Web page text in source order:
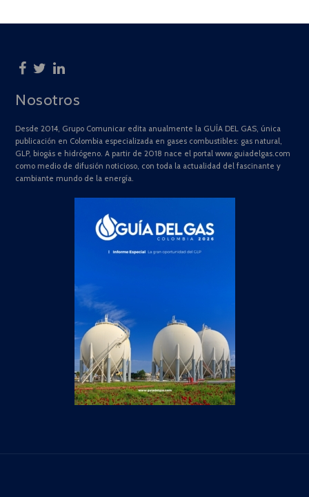
Nosotros
Desde 2014, Grupo Comunicar edita anualmente la GUÍA DEL GAS, única
publicación en Colombia especializada en gases combustibles: gas natural,
GLP, biogás e hidrógeno. A partir de 2018 nace el portal www.guiadelgas.com
como medio de difusión noticioso, con toda la actualidad del fascinante y
cambiante mundo de la energía.